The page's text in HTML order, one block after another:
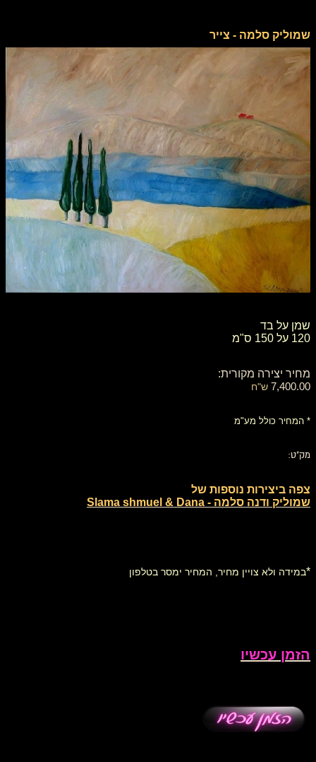
שמוליק סלמה - צייר
שמן על בד
120 על 150 ס"מ
מחיר יצירה מקורית:
7,400.00 ש"ח
* המחיר כולל מע"מ
מק"ט:
צפה ביצירות נוספות של
שמוליק ודנה סלמה - Slama shmuel & Dana
*במידה ולא צויין מחיר, המחיר ימסר בטלפון
הזמן עכשיו